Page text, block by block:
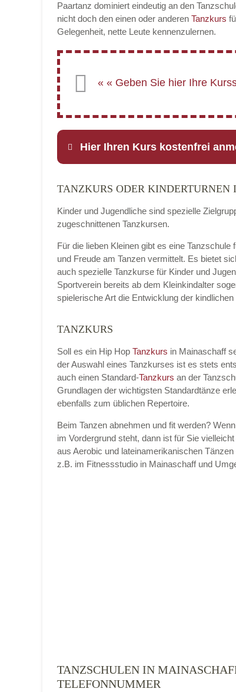
Paartanz dominiert eindeutig an den
nicht doch den einen oder anderen Tanzkurs
Gelegenheit, nette Leute kennenzulernen.
Hier Ihren Kurs kostenfrei
E-Mail*
Name der Tanzschule
Kontakt E-Mail
Kontakt Telefonnummer
TANZKURS ODER
Kinder und Jugendliche sind spezielle
zugeschnittenen Tanzkursen.
Für die lieben Kleinen gibt es eine
und Freude am Tanzen vermittelt. Es bietet
auch spezielle Tanzkurse für Kinder und
Sportverein bereits ab dem Kleinkindalter
spielerische Art die Entwicklung der
TANZKURS
Soll es ein Hip Hop Tanzkurs in Mainaschaff
der Auswahl eines Tanzkurses ist es stets
auch einen Standard-Tanzkurs an der
Grundlagen der wichtigsten Standardtänze
ebenfalls zum üblichen Repertoire.
Beim Tanzen abnehmen und fit werden?
im Vordergrund steht, dann ist für Sie vielleicht
aus Aerobic und lateinamerikanischen
z.B. im Fitnessstudio in Mainaschaff und
TANZSCHULEN IN
TELEFONNUMMER